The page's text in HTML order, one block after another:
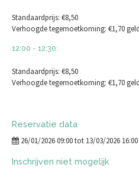
Standaardprijs: €8,50
Verhoogde tegemoetkoming: €1,70
12:00 - 12:30:
Standaardprijs: €8,50
Verhoogde tegemoetkoming: €1,70
Reservatie data
26/01/2026 09:00 tot 13/03/2026
Inschrijven niet mogelijk